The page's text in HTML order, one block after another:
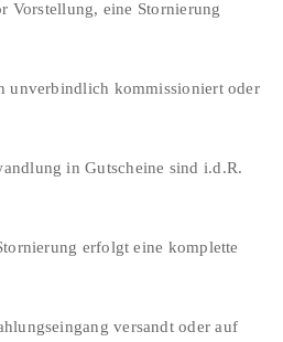
Vorstellung, eine Stornierung
unverbindlich kommissioniert oder
in Gutscheine sind i.d.R.
erfolgt eine komplette
versandt oder auf